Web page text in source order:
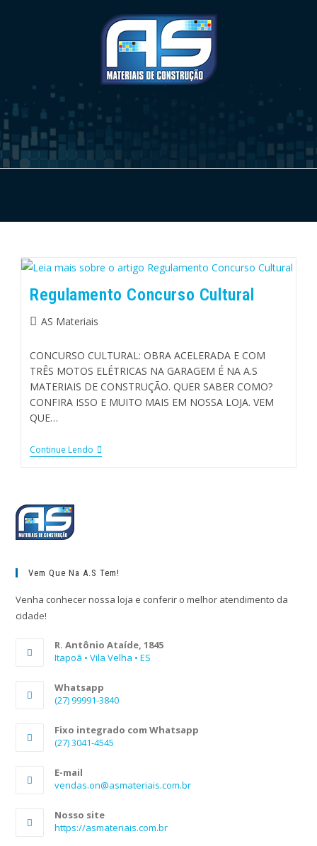
Regulamento Concurso Cultural
AS Materiais
CONCURSO CULTURAL: OBRA ACELERADA E COM
TRÊS MOTOS ELÉTRICAS NA GARAGEM É NA A.S
MATERIAIS DE CONSTRUÇÃO. QUER SABER COMO?
CONFIRA ISSO E MUITO MAIS EM NOSSA LOJA. VEM
QUE…
Continue Lendo
Vem Que Na A.S Tem!
Venha conhecer nossa loja e conferir o melhor atendimento da
cidade!
R. Antônio Ataíde, 1845
Itapoã • Vila Velha • ES
Whatsapp
(27) 99991-3840
Fixo integrado com Whatsapp
(27) 3041-4545
E-mail
vendas.on@asmateriais.com.br
Nosso site
https://asmateriais.com.br